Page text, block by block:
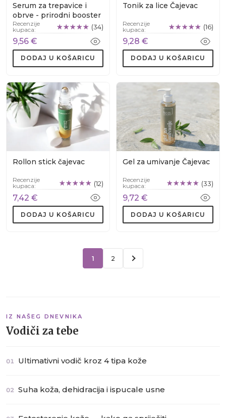
Serum za trepavice i
obrve - prirodni booster
Recenzije
kupaca:
(34)
9,56 €
DODAJ U KOŠARICU
Tonik za lice Čajevac
Recenzije
kupaca:
(16)
9,28 €
DODAJ U KOŠARICU
Rollon stick čajevac
Recenzije
kupaca:
(12)
7,42 €
DODAJ U KOŠARICU
Gel za umivanje Čajevac
Recenzije
kupaca:
(33)
9,72 €
DODAJ U KOŠARICU
1 2
IZ NAŠEG DNEVNIKA
Vodiči za tebe
01 Ultimativni vodič kroz 4 tipa kože
02 Suha koža, dehidracija i ispucale usne